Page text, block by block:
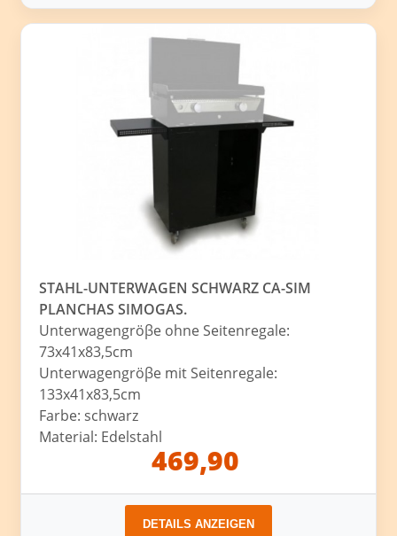
STAHL-UNTERWAGEN SCHWARZ CA-SIM
PLANCHAS SIMOGAS.
Unterwagengröβe ohne Seitenregale:
73x41x83,5cm
Unterwagengröβe mit Seitenregale:
133x41x83,5cm
Farbe: schwarz
Material: Edelstahl
469,90
DETAILS ANZEIGEN